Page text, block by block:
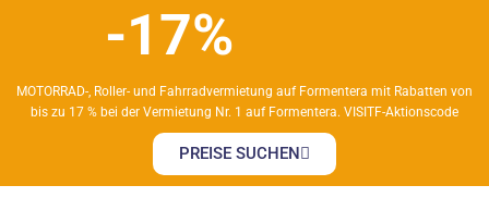
-17%
MOTORRAD-, Roller- und Fahrradvermietung auf Formentera mit Rabatten von
bis zu 17 % bei der Vermietung Nr. 1 auf Formentera. VISITF-Aktionscode
PREISE SUCHEN